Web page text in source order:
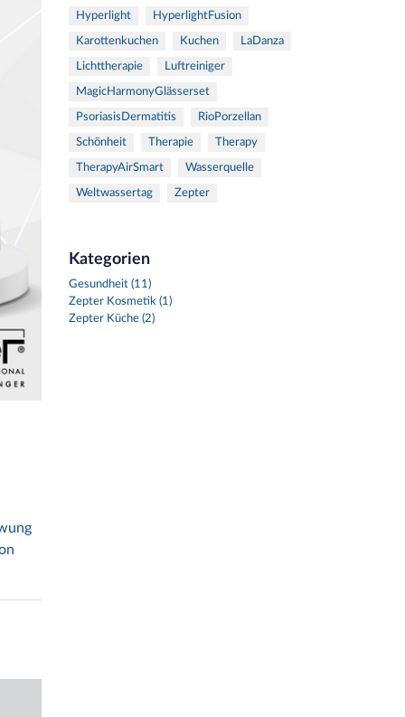
Hyperlight HyperlightFusion
Karottenkuchen Kuchen LaDanza
Lichttherapie Luftreiniger
MagicHarmonyGlässerset
PsoriasisDermatitis RioPorzellan
Schönheit Therapie Therapy
TherapyAirSmart Wasserquelle
Weltwassertag Zepter
Kategorien
Gesundheit (11)
Zepter Kosmetik (1)
Zepter Küche (2)